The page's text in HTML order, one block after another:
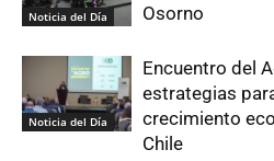
Noticia del Día
Osorno
Noticia del Día
Encuentro del
estrategias
crecimiento
Chile